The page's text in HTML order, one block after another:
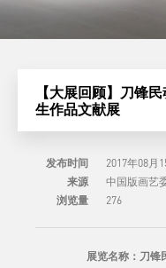
【大展回顾】刀锋
生作品文献展
发布时间
2017年08月
来源
中国版画艺
浏览量
276
展览名称：刀